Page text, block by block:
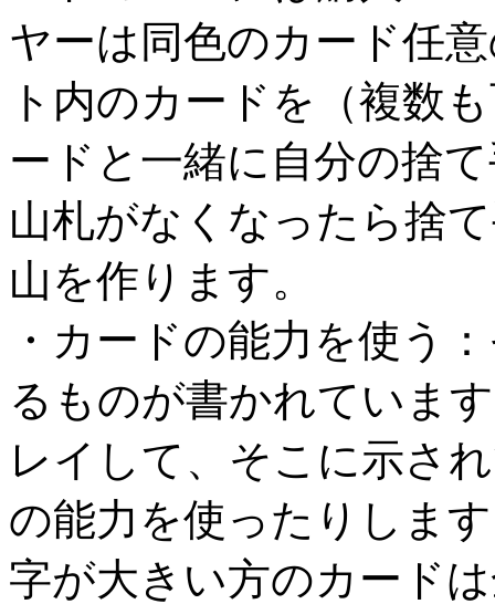
ヤーは同色のカード任
ト内のカードを（複数
ードと一緒に自分の捨
山札がなくなったら捨
山を作ります。
・カードの能力を使う
るものが書かれていま
レイして、そこに示さ
の能力を使ったりしま
字が大きい方のカード